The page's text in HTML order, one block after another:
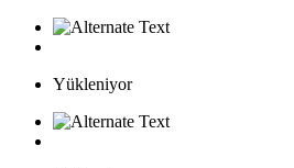
Yükleniyor